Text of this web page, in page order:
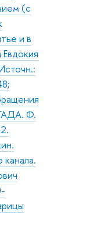
(с
и в
Ф.